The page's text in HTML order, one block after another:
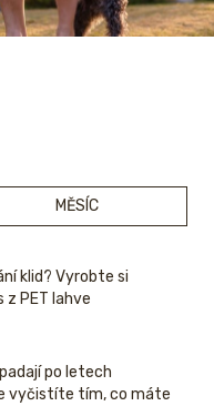
MĚSÍC
klid? Vyrobte si
z PET lahve
po letech
vyčistíte tím, co máte